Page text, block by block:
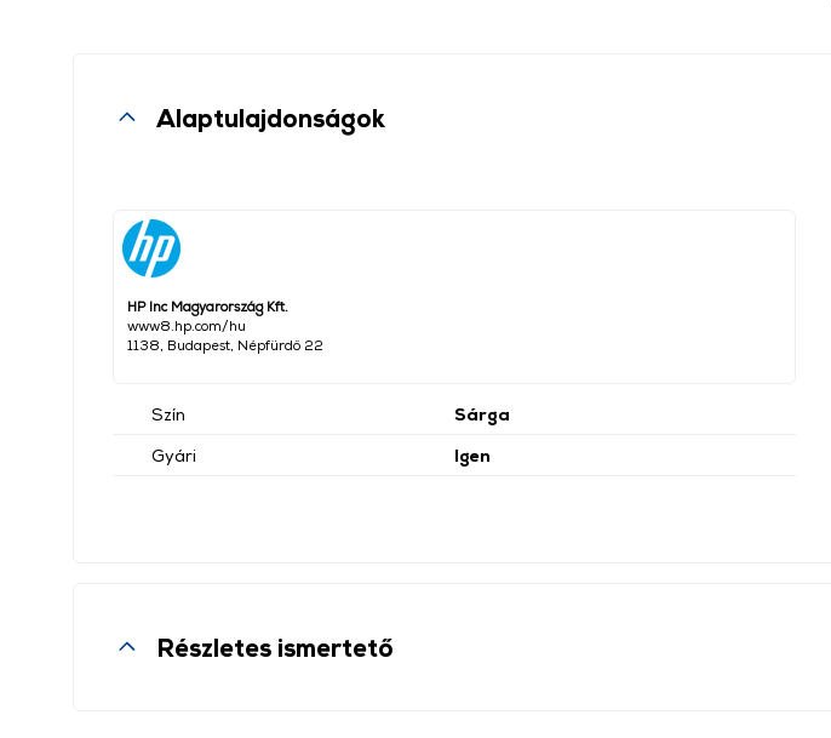
Alaptulajdonságok
HP Inc Magyarország Kft.
www8.hp.com/hu
1138, Budapest, Népfürdő 22
Szín
Sárga
Gyári
Igen
Részletes ismertető